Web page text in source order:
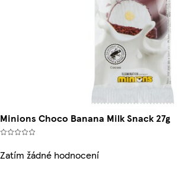
Minions Choco Banana Milk Snack 27g
Zatím žádné hodnocení